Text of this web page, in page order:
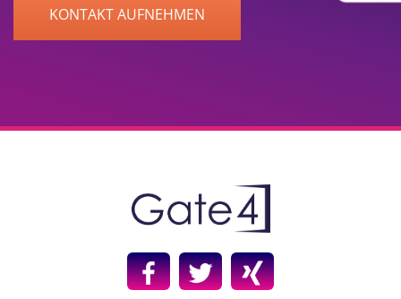
KONTAKT AUFNEHMEN